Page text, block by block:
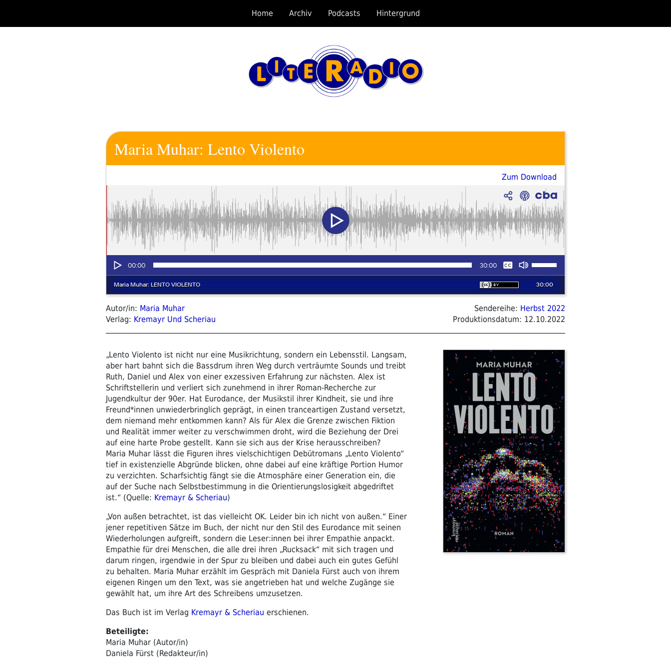
springen
Home Archiv Podcasts Hintergrund
Maria Muhar: Lento Violento
Zum Download
Autor/in: Maria Muhar
Verlag: Kremayr Und Scheriau
Sendereihe: Herbst 2022
Produktionsdatum: 12.10.2022
„Lento Violento ist nicht nur eine Musikrichtung, sondern ein Lebensstil. Langsam,
aber hart bahnt sich die Bassdrum ihren Weg durch verträumte Sounds und treibt
Ruth, Daniel und Alex von einer exzessiven Erfahrung zur nächsten. Alex ist
Schriftstellerin und verliert sich zunehmend in ihrer Roman-Recherche zur
Jugendkultur der 90er. Hat Eurodance, der Musikstil ihrer Kindheit, sie und ihre
Freund*innen unwiederbringlich geprägt, in einen tranceartigen Zustand versetzt,
dem niemand mehr entkommen kann? Als für Alex die Grenze zwischen Fiktion
und Realität immer weiter zu verschwimmen droht, wird die Beziehung der Drei
auf eine harte Probe gestellt. Kann sie sich aus der Krise herausschreiben?
Maria Muhar lässt die Figuren ihres vielschichtigen Debütromans „Lento Violento“
tief in existenzielle Abgründe blicken, ohne dabei auf eine kräftige Portion Humor
zu verzichten. Scharfsichtig fängt sie die Atmosphäre einer Generation ein, die
auf der Suche nach Selbstbestimmung in die Orientierungslosigkeit abgedriftet
ist.“ (Quelle: Kremayr & Scheriau)
„Von außen betrachtet, ist das vielleicht OK. Leider bin ich nicht von außen.“ Einer
jener repetitiven Sätze im Buch, der nicht nur den Stil des Eurodance mit seinen
Wiederholungen aufgreift, sondern die Leser:innen bei ihrer Empathie anpackt.
Empathie für drei Menschen, die alle drei ihren „Rucksack“ mit sich tragen und
darum ringen, irgendwie in der Spur zu bleiben und dabei auch ein gutes Gefühl
zu behalten. Maria Muhar erzählt im Gespräch mit Daniela Fürst auch von ihrem
eigenen Ringen um den Text, was sie angetrieben hat und welche Zugänge sie
gewählt hat, um ihre Art des Schreibens umzusetzen.
Das Buch ist im Verlag Kremayr & Scheriau erschienen.
Beteiligte:
Maria Muhar (Autor/in)
Daniela Fürst (Redakteur/in)